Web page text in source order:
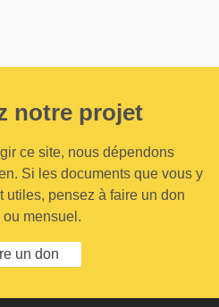
notre projet
ce site, nous dépendons
Si les documents que vous y
utiles, pensez à faire un don
ou mensuel.
un don